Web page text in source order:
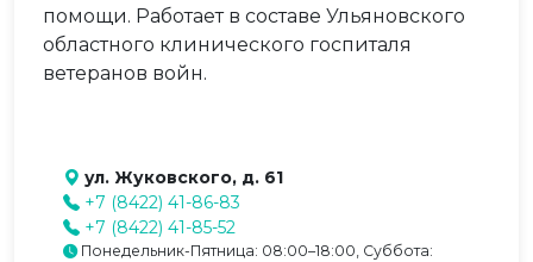
помощи. Работает в составе Ульяновского
областного клинического госпиталя
ветеранов войн.
ул. Жуковского, д. 61
+7 (8422) 41-86-83
+7 (8422) 41-85-52
Понедельник-Пятница: 08:00–18:00, Суббота: